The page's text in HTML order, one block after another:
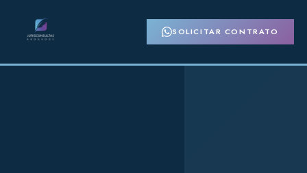
SOLICITAR CONTRATO